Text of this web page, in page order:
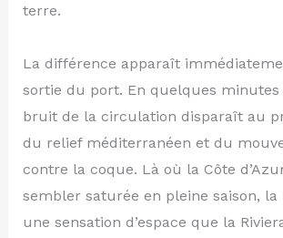
terre.
La différence apparaît
sortie du port. En quelques
bruit de la circulation disparaît au
du relief méditerranéen et du
contre la coque. Là où la Côte
sembler saturée en pleine saison,
une sensation d’espace que la